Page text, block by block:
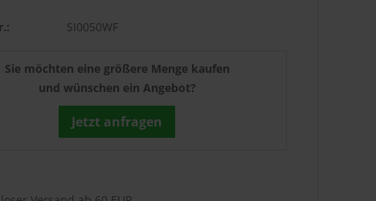
SI0050WF
Sie möchten eine größere Menge kaufen
und wünschen ein Angebot?
Jetzt anfragen